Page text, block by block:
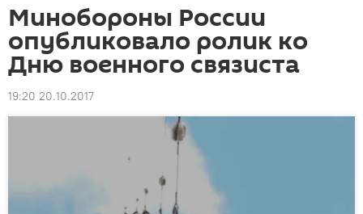
Минобороны России
опубликовало ролик ко
Дню военного связиста
19:20 20.10.2017